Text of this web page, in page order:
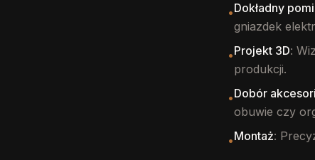
•Dokładny
gniazdek
•Projekt 3D:
produkcji.
•Dobór
obuwie czy
•Montaż: